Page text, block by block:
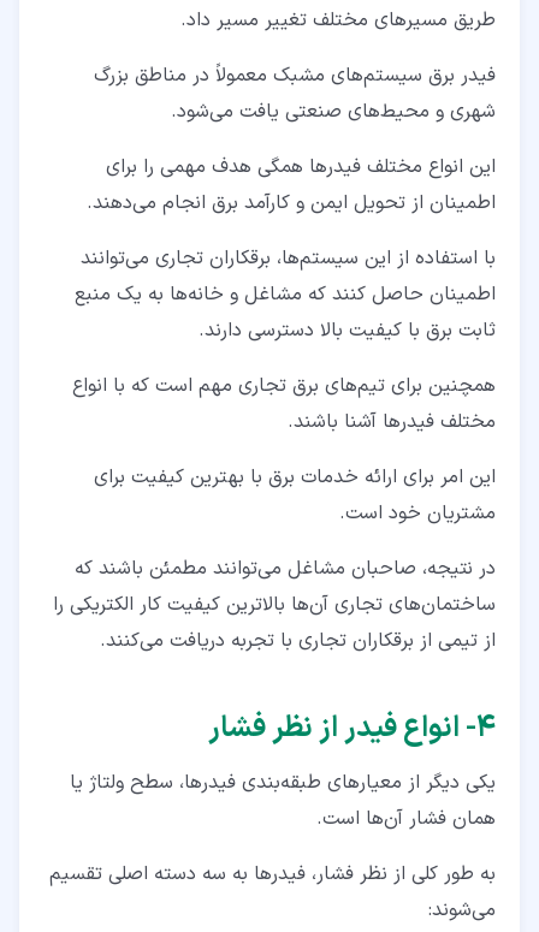
طریق مسیرهای مختلف تغییر مسیر داد.
فیدر برق سیستم‌های مشبک معمولاً در مناطق بزرگ
شهری و محیط‌های صنعتی یافت می‌شود.
این انواع مختلف فیدرها همگی هدف مهمی را برای
اطمینان از تحویل ایمن و کارآمد برق انجام می‌دهند.
با استفاده از این سیستم‌ها، برقکاران تجاری می‌توانند
اطمینان حاصل کنند که مشاغل و خانه‌ها به یک منبع
ثابت برق با کیفیت بالا دسترسی دارند.
همچنین برای تیم‌های برق تجاری مهم است که با انواع
مختلف فیدرها آشنا باشند.
این امر برای ارائه خدمات برق با بهترین کیفیت برای
مشتریان خود است.
در نتیجه، صاحبان مشاغل می‌توانند مطمئن باشند که
ساختمان‌های تجاری آن‌ها بالاترین کیفیت کار الکتریکی را
از تیمی از برقکاران تجاری با تجربه دریافت می‌کنند.
۴‏- انواع فیدر از نظر فشار
یکی دیگر از معیارهای طبقه‌بندی فیدرها، سطح ولتاژ یا
همان فشار آن‌ها است.
به طور کلی از نظر فشار، فیدرها به سه دسته اصلی تقسیم
می‌شوند: